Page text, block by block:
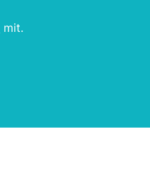
mit.